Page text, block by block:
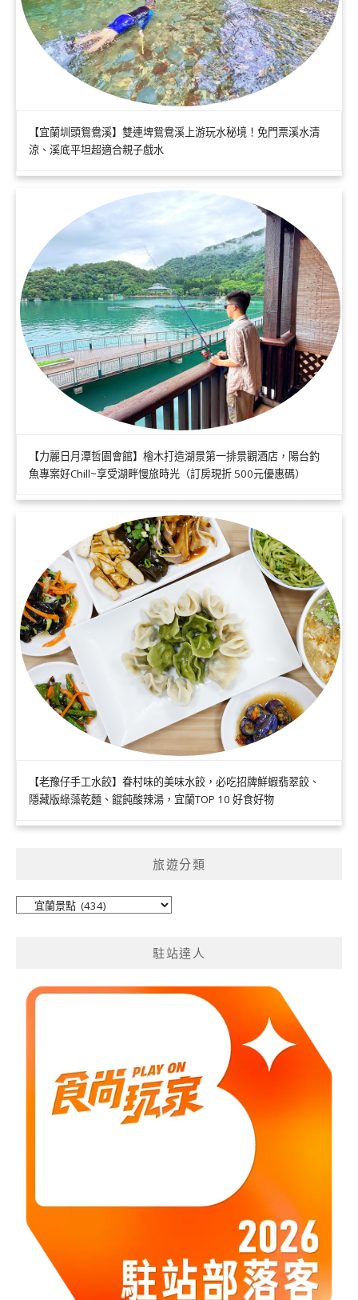
【宜蘭圳頭鴛鴦溪】雙連埤鴛鴦溪上游玩水秘境！免門票溪水清
涼、溪底平坦超適合親子戲水
【力麗日月潭哲園會館】檜木打造湖景第一排景觀酒店，陽台釣
魚專案好Chill~享受湖畔慢旅時光（訂房現折 500元優惠碼）
【老豫仔手工水餃】眷村味的美味水餃，必吃招牌鮮蝦翡翠餃、
隱藏版綠藻乾麵、餛飩酸辣湯，宜蘭TOP 10 好食好物
旅遊分類
駐站達人